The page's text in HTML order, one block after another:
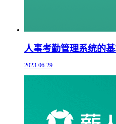
人事考勤管理系统的
2023-06-29